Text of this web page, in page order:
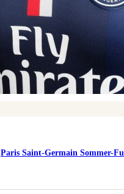
Paris Saint-Germain Sommer-